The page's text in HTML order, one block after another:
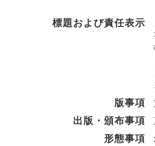
標題および責任表示
版事項
出版・頒布事項
形態事項